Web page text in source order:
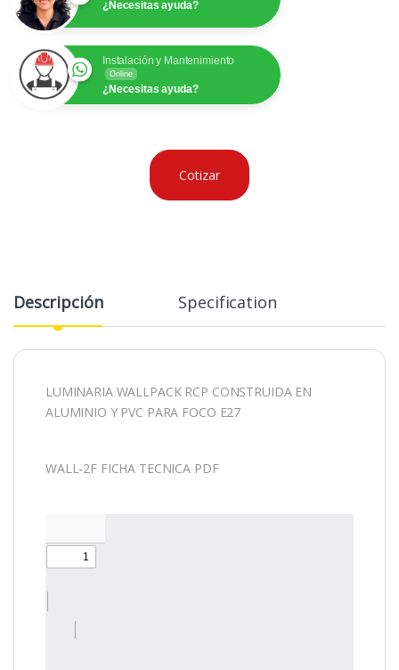
¿Necesitas ayuda?
Instalación y Mantenimiento
Online
¿Necesitas ayuda?
Cotizar
Descripción Specification
LUMINARIA WALLPACK RCP CONSTRUIDA EN
ALUMINIO Y PVC PARA FOCO E27
WALL-2F FICHA TECNICA PDF